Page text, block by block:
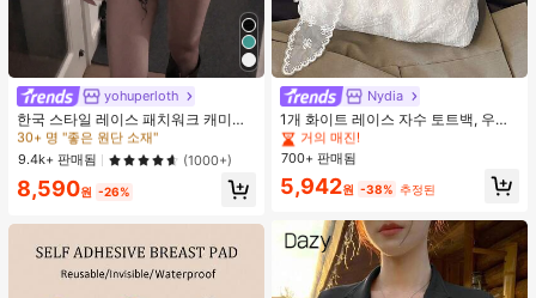
yohuperloth
한국 스타일 레이스 패치워크 캐미솔
탱크 탑, Y2K 에스테틱, 스트리트웨어
캐주얼 여름
#1 TOP 3위
에서 녹색 다용도로 활용 가능한 데일리 탑
30+ 명 "좋은 원단 소재"
#1 TOP 3위
에서 녹색 다용도로 활용 가능한 데일리 탑
30+ 명 "좋은 원단 소재"
#1 TOP 3위
에서 녹색 다용도로 활용 가능한 데일리 탑
30+ 명 "좋은 원단 소재"
#1 TOP 3위
에서 녹색 다용도로 활용 가능한 데일리 탑
30+ 명 "좋은 원단 소재"
9.4k+ 판매됨 (1000+)
8,590원 -26%
Nydia
1개 화이트 레이스 자수 토트백, 우아
한 리본 숄더백, 로맨틱 대용량 여성
데일리 쇼핑 여행 핸드백
#1 TOP 3위 베이지 여성 토트백
거의 매진!
#1 TOP 3위
베이지 여성 토트백
거의 매진!
#1 TOP 3위
베이지 여성 토트백
거의 매진!
#1 TOP 3위
거의 매진!
700+ 판매됨
5,942원 -38% 추정된